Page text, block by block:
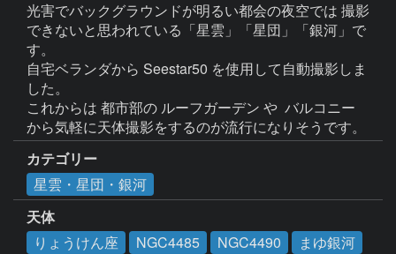
光害でバックグラウンドが明るい都会の夜空では 撮影
できないと思われている「星雲」「星団」「銀河」で
す。
自宅ベランダから Seestar50 を使用して自動撮影しま
した。
これからは 都市部の ルーフガーデン や  バルコニー
カテゴリー
星雲・星団・銀河
天体
りょうけん座
NGC4485 NGC4490
まゆ銀河